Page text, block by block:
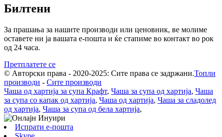
Билтени
За прашања за нашите производи или ценовник, ве молиме
оставете ни ја вашата е-пошта и ќе стапиме во контакт во рок
од 24 часа.
Претплатете се
© Авторски права - 2020-2025: Сите права се задржани.Топли
производи - Сите производи
Чаша од хартија за супа Крафт, Чаша за супа од хартија, Чаша
за супа со капак од хартија, Чаша од хартија, Чаша за сладолед
од хартија, Чаша за супа од бела хартија,
Испрати е-пошта